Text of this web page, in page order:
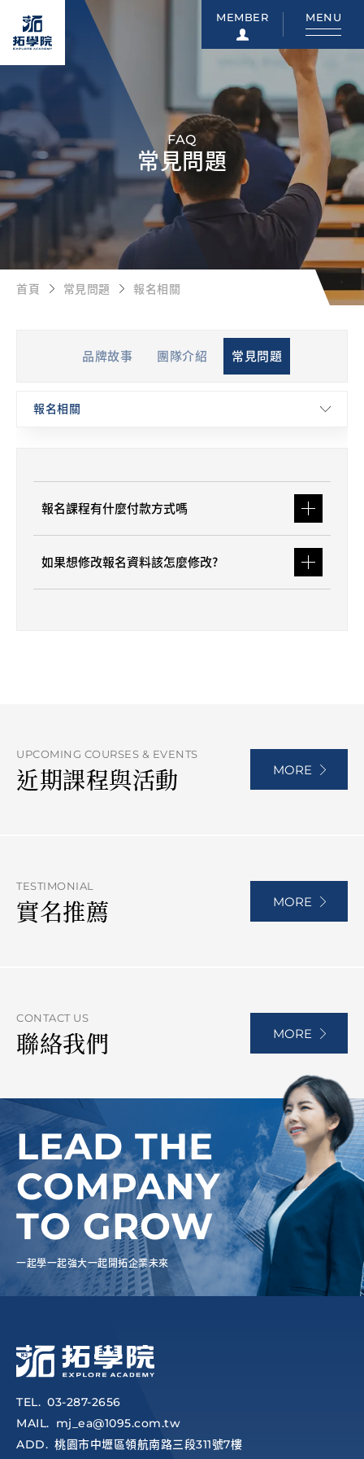
MEMBER MENU
FAQ
常見問題
首頁 常見問題 報名相關
品牌故事 團隊介紹 常見問題
報名課程有什麼付款方式嗎
如果想修改報名資料該怎麼修改?
MORE
UPCOMING COURSES & EVENTS
近期課程與活動
MORE
TESTIMONIAL
實名推薦
MORE
CONTACT US
聯絡我們
LEAD THE
COMPANY
TO GROW
一起學一起強大一起開拓企業未來
TEL
03-287-2656
MAIL
mj_ea@1095.com.tw
ADD
桃園市中壢區領航南路三段311號7樓